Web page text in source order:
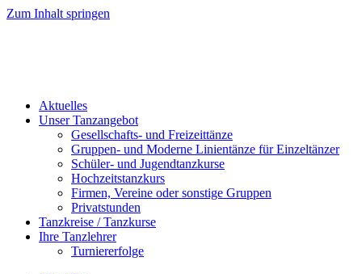
Zum Inhalt springen
Aktuelles
Unser Tanzangebot
Gesellschafts- und Freizeittänze
Gruppen- und Moderne Linientänze für Einzeltänzer
Schüler- und Jugendtanzkurse
Hochzeitstanzkurs
Firmen, Vereine oder sonstige Gruppen
Privatstunden
Tanzkreise / Tanzkurse
Ihre Tanzlehrer
Turniererfolge